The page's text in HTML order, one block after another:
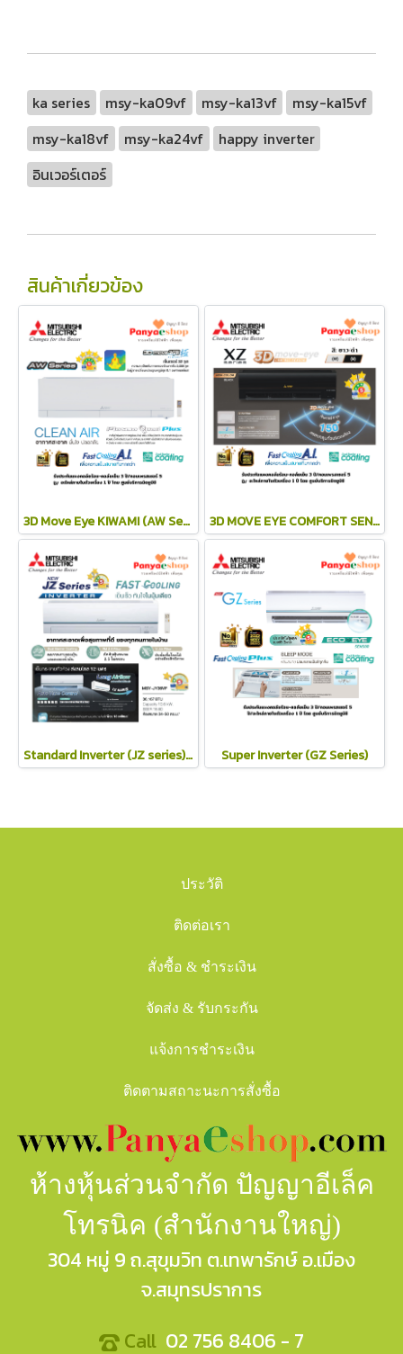
ka series msy-ka09vf msy-ka13vf
msy-ka15vf
msy-ka18vf
msy-ka24vf
happy inverter
อินเวอร์เตอร์
สินค้าเกี่ยวข้อง
3D Move Eye KIWAMI (AW Series) 3D MOVE EYE COMFORT SENSOR (XZ Series)
Standard Inverter (JZ series) 2025 Super Inverter (GZ Series)
ประวัติ
ติดต่อเรา
สั่งซื้อ & ชำระเงิน
จัดส่ง & รับกระกัน
แจ้งการชำระเงิน
ติดตามสถาะนะการสั่งซื้อ
ห้างหุ้นส่วนจำกัด ปัญญาอีเล็ค
โทรนิค (สำนักงานใหญ่)
304 หมู่ 9 ถ.สุขุมวิท ต.เทพารักษ์ อ.เมือง
จ.สมุทรปราการ
Call 02 756 8406 - 7